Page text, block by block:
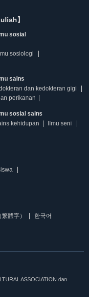
】
sosial
Ilmu sosiologi
sains
dan kedokteran gigi
perikanan
sosial sains
kehidupan
Ilmu seni
體字）
한국어
ASSOCIATION dan